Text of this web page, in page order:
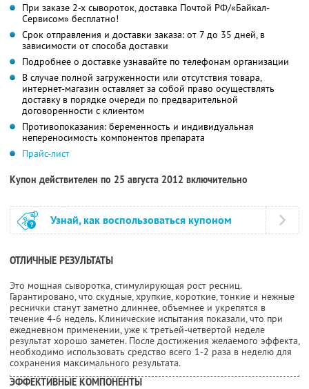
При заказе 2-х сывороток, доставка Почтой РФ/«Байкал-
Сервисом» бесплатно!
Срок отправления и доставки заказа: от 7 до 35 дней, в
зависимости от способа доставки
Подробнее о доставке узнавайте по телефонам организации
В случае полной загруженности или отсутствия товара,
интернет-магазин оставляет за собой право осуществлять
доставку в порядке очереди по предварительной
договоренности с клиентом
Противопоказания: беременность и индивидуальная
непереносимость компонентов препарата
Прайс-лист
Купон действителен по 25 августа 2012 включительно
Узнай, как воспользоваться купоном
ОТЛИЧНЫЕ РЕЗУЛЬТАТЫ
Это мощная сыворотка, стимулирующая рост ресниц.
Гарантировано, что скудные, хрупкие, короткие, тонкие и нежные
реснички станут заметно длиннее, объемнее и укрепятся в
течение 4-6 недель. Клинические испытания показали, что при
ежедневном применении, уже к третьей-четвертой неделе
результат хорошо заметен. После достижения желаемого эффекта,
необходимо использовать средство всего 1-2 раза в неделю для
сохранения максимального результата.
ЭФФЕКТИВНЫЕ КОМПОНЕНТЫ